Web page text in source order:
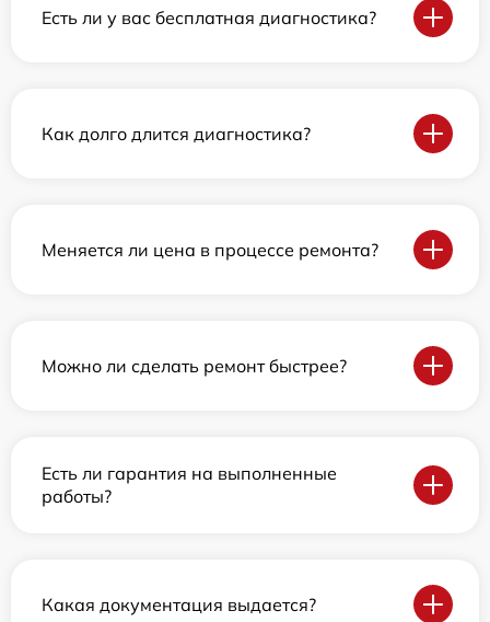
Есть ли у вас бесплатная диагностика?
Как долго длится диагностика?
Меняется ли цена в процессе ремонта?
Можно ли сделать ремонт быстрее?
Есть ли гарантия на выполненные
работы?
Какая документация выдается?